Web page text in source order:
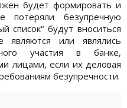
будет формировать и
потеряли безупречную
список“ будут вноситься
или являлись
участия в банке,
лицами, если их деловая
безупречности.